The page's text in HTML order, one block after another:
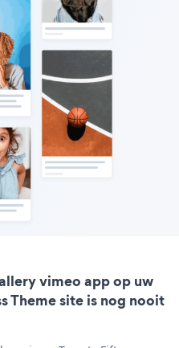
vimeo app op uw
Theme site is nog nooit